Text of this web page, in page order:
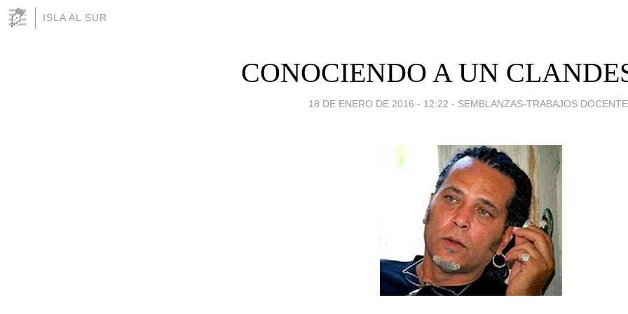
ISLA AL SUR
CONOCIENDO A UN
18 DE ENERO DE 2016 - 12:22 - SEMBLANZAS-TRABAJOS